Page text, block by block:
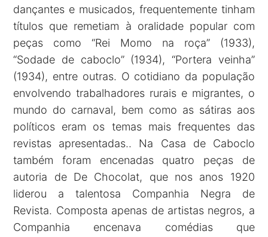
dançantes e musicados, frequentemente tinham
títulos que remetiam à oralidade popular com
peças como “Rei Momo na roça” (1933),
“Sodade de caboclo” (1934), “Portera veinha”
(1934), entre outras. O cotidiano da população
envolvendo trabalhadores rurais e migrantes, o
mundo do carnaval, bem como as sátiras aos
políticos eram os temas mais frequentes das
revistas apresentadas.. Na Casa de Caboclo
também foram encenadas quatro peças de
autoria de De Chocolat, que nos anos 1920
liderou a talentosa Companhia Negra de
Revista. Composta apenas de artistas negros, a
Companhia encenava comédias que